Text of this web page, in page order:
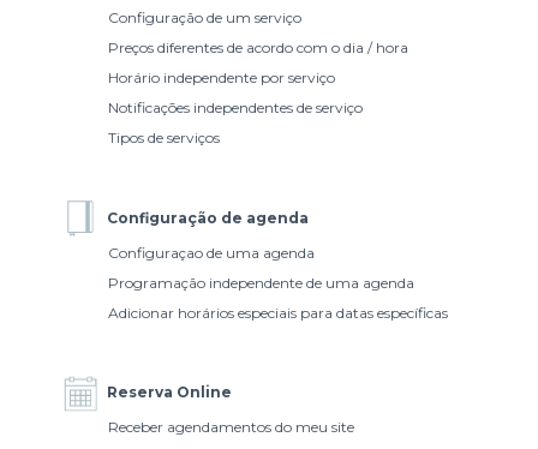
Configuração de um serviço
Preços diferentes de acordo com o dia / hora
Horário independente por serviço
Notificações independentes de serviço
Tipos de serviços
Configuração de agenda
Configuraçao de uma agenda
Programação independente de uma agenda
Adicionar horários especiais para datas específicas
Reserva Online
Receber agendamentos do meu site